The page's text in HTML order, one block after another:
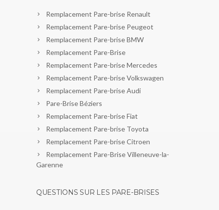
Remplacement Pare-brise Renault
Remplacement Pare-brise Peugeot
Remplacement Pare-brise BMW
Remplacement Pare-Brise
Remplacement Pare-brise Mercedes
Remplacement Pare-brise Volkswagen
Remplacement Pare-brise Audi
Pare-Brise Béziers
Remplacement Pare-brise Fiat
Remplacement Pare-brise Toyota
Remplacement Pare-brise Citroen
Remplacement Pare-Brise Villeneuve-la-
Garenne
QUESTIONS SUR LES PARE-BRISES